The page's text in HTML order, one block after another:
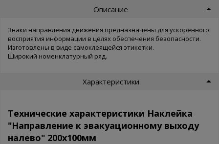
Описание
Знаки направления движения предназначены для ускоренного
восприятия информации в целях обеспечения безопасности.
Изготовлены в виде самоклеящейся этикетки.
Широкий номенклатурный ряд.
Характеристики
Технические характеристики Наклейка
"Направление к эвакуационному выходу
налево" 200х100мм